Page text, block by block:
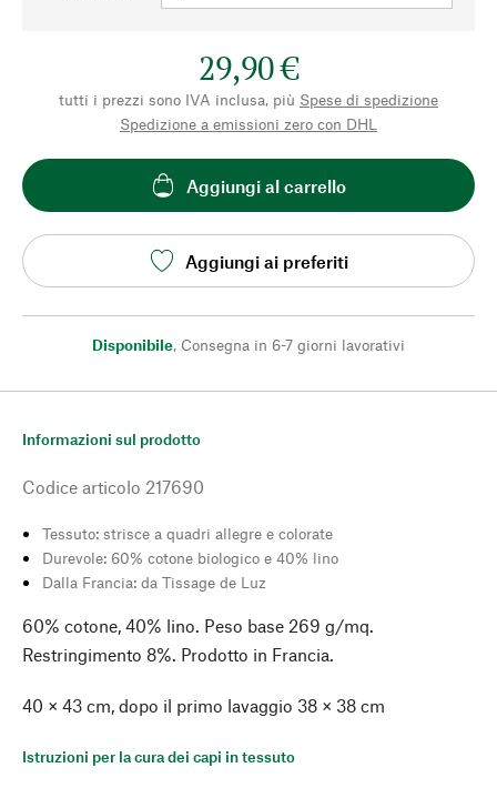
29,90 €
tutti i prezzi sono IVA inclusa, più Spese di spedizione
Spedizione a emissioni zero con DHL
Aggiungi al carrello
Aggiungi ai preferiti
Disponibile, Consegna in 6-7 giorni lavorativi
Informazioni sul prodotto
Codice articolo 217690
Tessuto: strisce a quadri allegre e colorate
Durevole: 60% cotone biologico e 40% lino
Dalla Francia: da Tissage de Luz
60% cotone, 40% lino. Peso base 269 g/mq.
Restringimento 8%. Prodotto in Francia.
40 × 43 cm, dopo il primo lavaggio 38 × 38 cm
Istruzioni per la cura dei capi in tessuto